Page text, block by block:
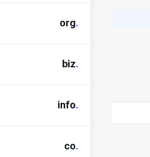
.
org
.
biz
.
info
.
co